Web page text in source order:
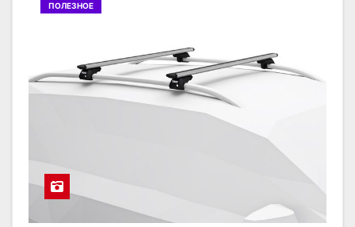
ПОЛЕЗНОЕ